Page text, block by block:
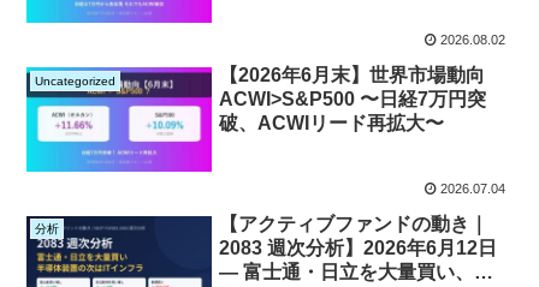
2026.08.02
Uncategorized
【2026年6月末】世界市場動向
ACWI>S&P500 〜日経7万円突
破、ACWIリード再拡大〜
2026.07.04
分析
【アクティブファンドの動き｜
2083 週次分析】2026年6月12日
— 富士通・日立を大量買い、半